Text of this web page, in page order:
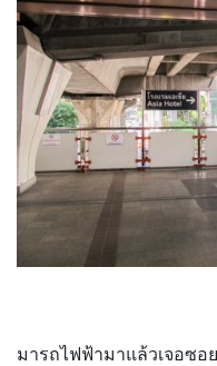
มารถไฟฟ้ามาแล้วเจอซ